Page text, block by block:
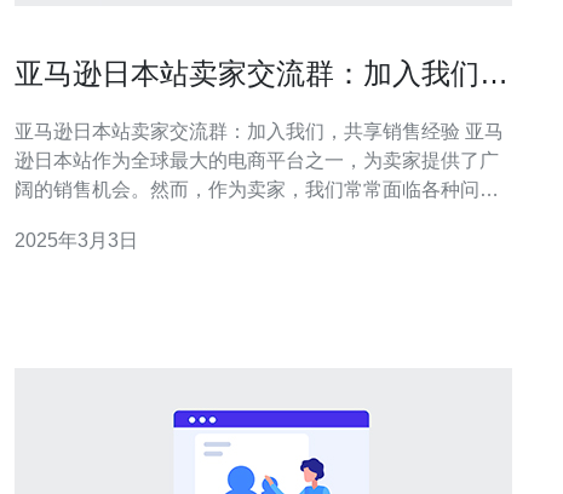
亚马逊日本站卖家交流群：加入我们，
亚马逊日本站卖家交流群：加入我们，共享销售经验 亚马
逊日本站作为全球最大的电商平台之一，为卖家提供了广
阔的销售机会。然而，作为卖家，我们常常面临各种问题
本站卖家交流群。 亚马逊日本站卖家交流群的目的是为卖
2025年3月3日